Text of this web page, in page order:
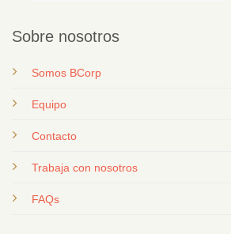
Sobre nosotros
Somos BCorp
Equipo
Contacto
Trabaja con nosotros
FAQs